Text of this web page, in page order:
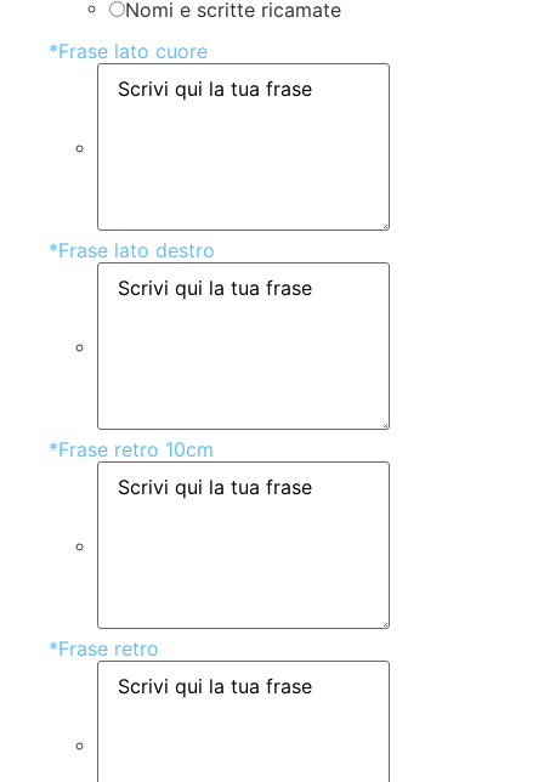
Nomi e scritte ricamate
*Frase lato cuore
*Frase lato destro
*Frase retro 10cm
*Frase retro